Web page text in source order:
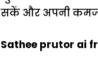
सकें और अपनी
Sathee prutor ai